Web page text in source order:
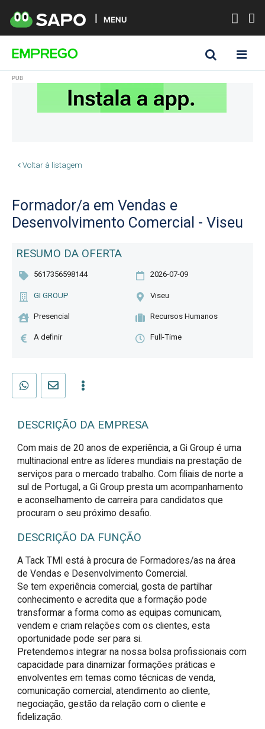
MENU
Voltar à listagem
Formador/a em Vendas e
Desenvolvimento Comercial - Viseu
RESUMO DA OFERTA
5617356598144 2026-07-09
GI GROUP Viseu
Presencial Recursos Humanos
A definir Full-Time
DESCRIÇÃO DA EMPRESA
Com mais de 20 anos de experiência, a Gi Group é uma
multinacional entre as líderes mundiais na prestação de
serviços para o mercado trabalho. Com filiais de norte a
sul de Portugal, a Gi Group presta um acompanhamento
e aconselhamento de carreira para candidatos que
procuram o seu próximo desafio.
DESCRIÇÃO DA FUNÇÃO
A Tack TMI está à procura de Formadores/as na área
de Vendas e Desenvolvimento Comercial.
Se tem experiência comercial, gosta de partilhar
conhecimento e acredita que a formação pode
transformar a forma como as equipas comunicam,
vendem e criam relações com os clientes, esta
oportunidade pode ser para si.
Pretendemos integrar na nossa bolsa profissionais com
capacidade para dinamizar formações práticas e
envolventes em temas como técnicas de venda,
comunicação comercial, atendimento ao cliente,
negociação, gestão da relação com o cliente e
fidelização.